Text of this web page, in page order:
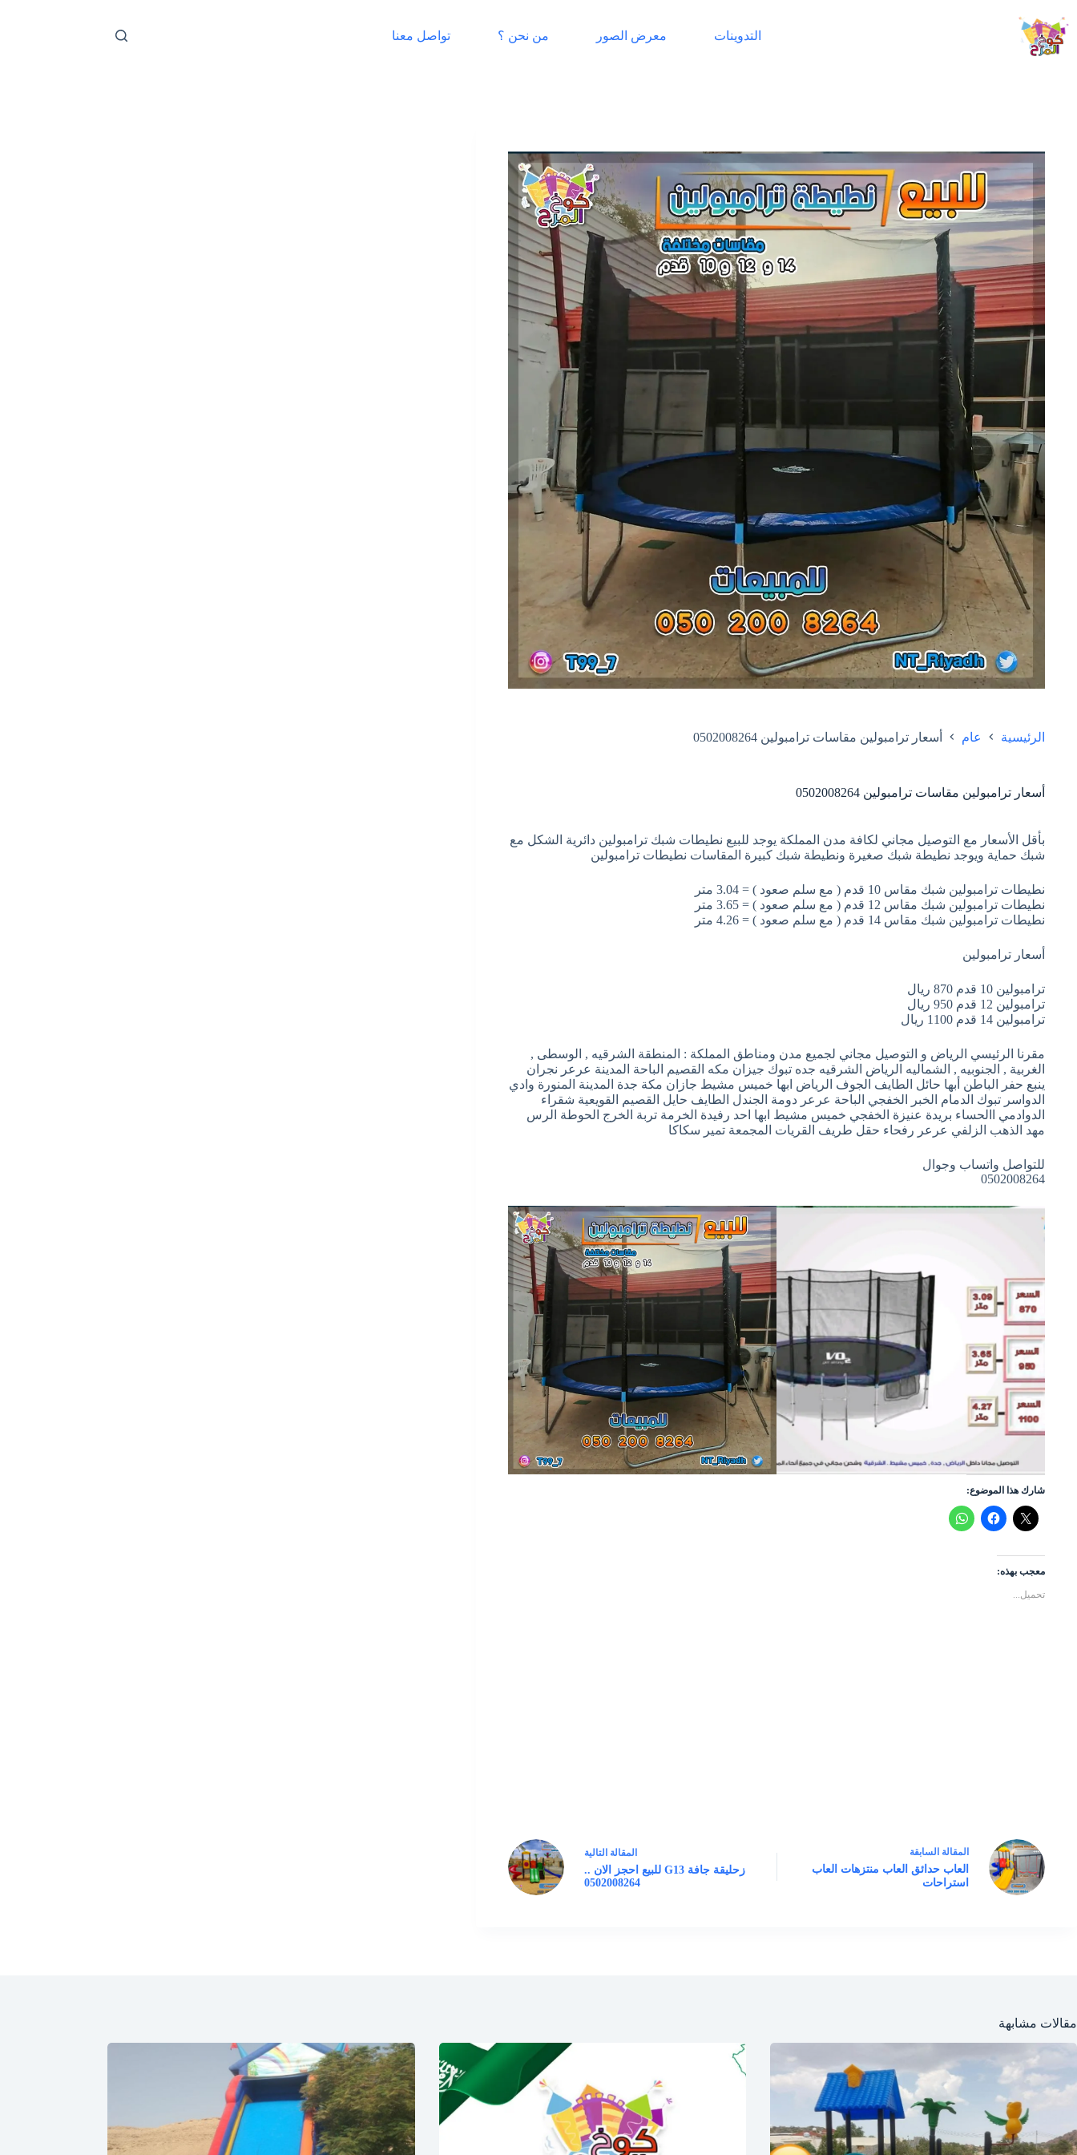
إلى
المحتوى
التدوينات معرض الصور من نحن ؟ تواصل معنا
الرئيسية عام أسعار ترامبولين مقاسات ترامبولين 0502008264
أسعار ترامبولين مقاسات ترامبولين 0502008264
بأقل الأسعار مع التوصيل مجاني لكافة مدن المملكة يوجد للبيع نطيطات شبك ترامبولين دائرية الشكل مع
شبك حماية ويوجد نطيطة شبك صغيرة ونطيطة شبك كبيرة المقاسات نطيطات ترامبولين
نطيطات ترامبولين شبك مقاس 10 قدم ( مع سلم صعود ) = 3.04 متر
نطيطات ترامبولين شبك مقاس 12 قدم ( مع سلم صعود ) = 3.65 متر
نطيطات ترامبولين شبك مقاس 14 قدم ( مع سلم صعود ) = 4.26 متر
أسعار ترامبولين
ترامبولين 10 قدم 870 ريال
ترامبولين 12 قدم 950 ريال
ترامبولين 14 قدم 1100 ريال
مقرنا الرئيسي الرياض و التوصيل مجاني لجميع مدن ومناطق المملكة : المنطقة الشرقيه , الوسطى ,
الغربية , الجنوبيه , الشماليه الرياض الشرقيه جده تبوك جيزان مكه القصيم الباحة المدينة عرعر نجران
ينبع حفر الباطن أبها حائل الطايف الجوف الرياض ابها خميس مشيط جازان مكة جدة المدينة المنورة وادي
الدواسر تبوك الدمام الخبر الخفجي الباحة عرعر دومة الجندل الطايف حايل القصيم القويعية شقراء
الدوادمي االحساء بريدة عنيزة الخفجي خميس مشيط ابها احد رفيدة الخرمة تربة الخرج الحوطة الرس
مهد الذهب الزلفي عرعر رفحاء حقل طريف القريات المجمعة تمير سكاكا
للتواصل واتساب وجوال
0502008264
شارك هذا الموضوع:
معجب بهذه:
تحميل...
المقالة السابقة
العاب حدائق العاب منتزهات العاب
استراحات
المقالة التالية
زحليقة جافة G13 للبيع احجز الان ..
0502008264
مقالات مشابهة